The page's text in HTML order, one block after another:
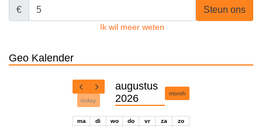
€ Steun ons
Ik wil meer weten
Geo Kalender
today
augustus
2026
month
ma di wo do vr za
zo